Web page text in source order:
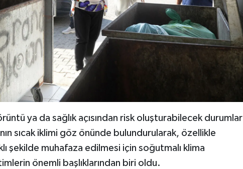
ya da sağlık açısından risk oluşturabilecek durumlar
sıcak iklimi göz önünde bulundurularak, özellikle
şekilde muhafaza edilmesi için soğutmalı klima
önemli başlıklarından biri oldu.